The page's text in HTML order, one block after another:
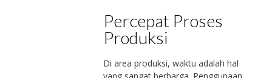
Percepat Proses
Produksi
Di area produksi, waktu adalah hal